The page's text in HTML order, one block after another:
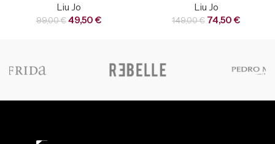
Liu Jo
99,00€ 49,50 €
Liu Jo
149,00€ 74,50 €